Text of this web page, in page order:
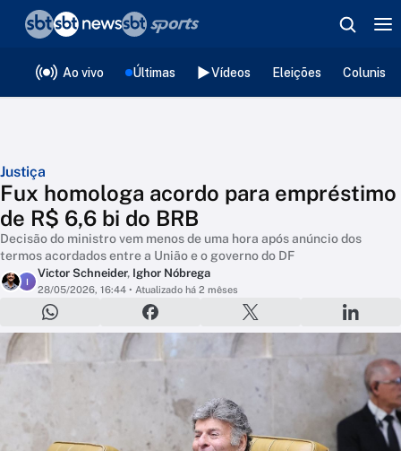
Ao vivo Últimas Vídeos Eleições
Justiça
Fux homologa acordo para empréstimo
de R$ 6,6 bi do BRB
Decisão do ministro vem menos de uma hora após anúncio dos
termos acordados entre a União e o governo do DF
I
Victor Schneider, Ighor Nóbrega
28/05/2026, 16:44 • Atualizado há 2 mêses
❮voltar
Editorias